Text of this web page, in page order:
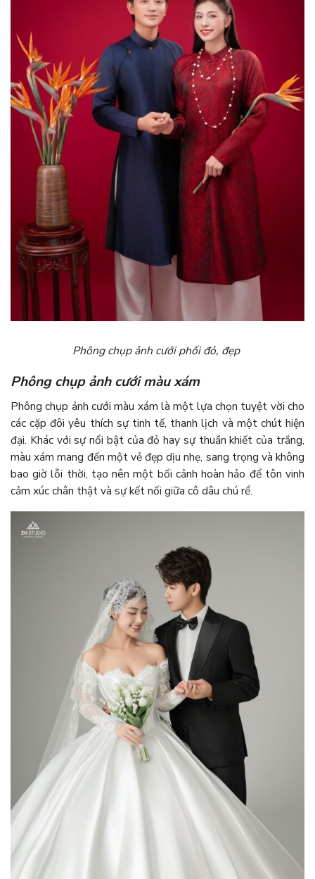
Phông chụp ảnh cưới phối đỏ, đẹp
Phông chụp ảnh cưới màu xám
Phông chụp ảnh cưới màu xám là một lựa chọn tuyệt vời cho
các cặp đôi yêu thích sự tinh tế, thanh lịch và một chút hiện
đại. Khác với sự nổi bật của đỏ hay sự thuần khiết của trắng,
màu xám mang đến một vẻ đẹp dịu nhẹ, sang trọng và không
bao giờ lỗi thời, tạo nên một bối cảnh hoàn hảo để tôn vinh
cảm xúc chân thật và sự kết nối giữa cô dâu chú rể.